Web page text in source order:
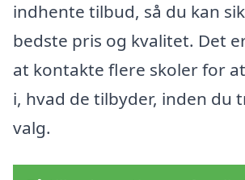
indhente tilbud, så du kan
bedste pris og kvalitet. Det
at kontakte flere skoler for
i, hvad de tilbyder, inden du
valg.